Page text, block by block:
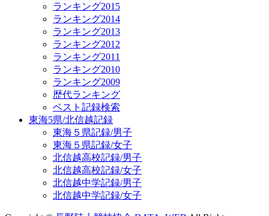
ランキング2015
ランキング2014
ランキング2013
ランキング2012
ランキング2011
ランキング2010
ランキング2009
歴代ランキング
ベスト記録検索
東海5県/北信越記録
東海５県記録/男子
東海５県記録/女子
北信越高校記録/男子
北信越高校記録/女子
北信越中学記録/男子
北信越中学記録/女子